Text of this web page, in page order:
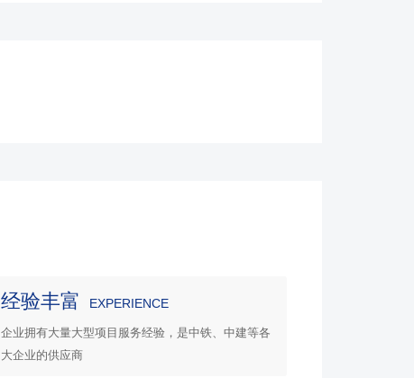
经验丰富 EXPERIENCE
企业拥有大量大型项目服务经验，是中铁、中建等各
大企业的供应商